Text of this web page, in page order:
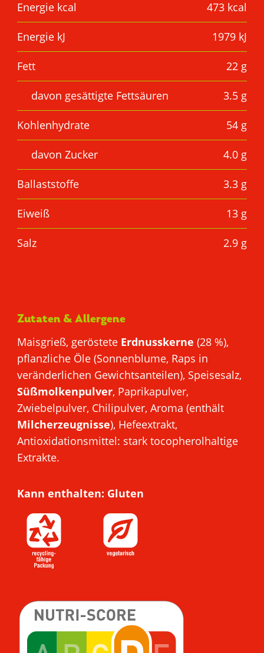
Energie kcal 473 kcal
Energie kJ 1979 kJ
Fett 22 g
davon gesättigte Fettsäuren 3.5 g
Kohlenhydrate 54 g
davon Zucker 4.0 g
Ballaststoffe 3.3 g
Eiweiß 13 g
Salz 2.9 g
Zutaten & Allergene
Maisgrieß, geröstete Erdnusskerne (28 %),
pflanzliche Öle (Sonnenblume, Raps in
veränderlichen Gewichtsanteilen), Speisesalz,
Süßmolkenpulver, Paprikapulver,
Zwiebelpulver, Chilipulver, Aroma (enthält
Milcherzeugnisse), Hefeextrakt,
Antioxidationsmittel: stark tocopherolhaltige
Extrakte.
Kann enthalten: Gluten